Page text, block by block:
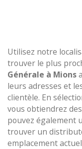
Utilisez notre
trouver le plus
Générale à Mions
leurs adresses et
clientèle. En
vous obtiendrez
pouvez également
trouver un
emplacement